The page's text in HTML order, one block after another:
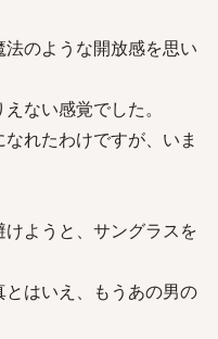
のような開放感を思い
ない感覚でした。
れたわけですが、いま
ようと、サングラスを
はいえ、もうあの男の